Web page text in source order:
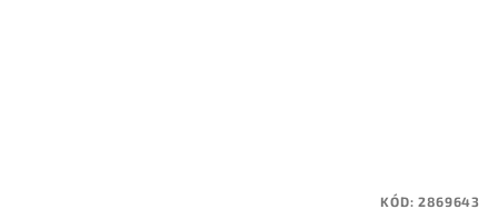
KÓD:2869643